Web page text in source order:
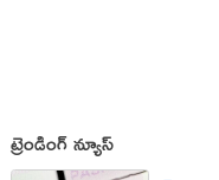
ట్రెండింగ్ న్యూస్